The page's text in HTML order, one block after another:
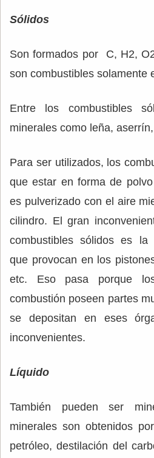
Sólidos
Son formados por C, H2,
son combustibles solamente
Entre los combustibles
minerales como leña,
Para ser utilizados, los
que estar en forma de
es pulverizado con el aire
cilindro. El gran
combustibles sólidos es la
que provocan en los
etc. Eso pasa porque
combustión poseen partes
se depositan en eses
inconvenientes.
Líquido
También pueden ser
minerales son obtenidos
petróleo, destilación del